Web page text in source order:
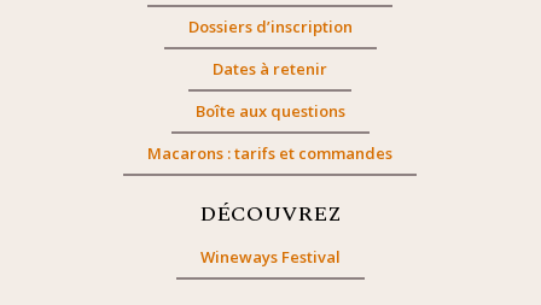
Dossiers d’inscription
Dates à retenir
Boîte aux questions
Macarons : tarifs et commandes
DÉCOUVREZ
Wineways Festival